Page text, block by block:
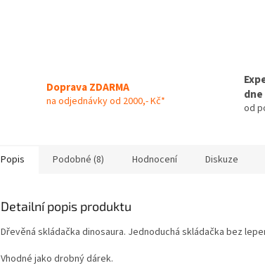
Doprava ZDARMA
na odjednávky od 2000,- Kč*
dne
od
Popis Podobné (8) Hodnocení Diskuze
Detailní popis produktu
Dřevěná skládačka dinosaura. Jednoduchá skládačka bez
Vhodné jako drobný dárek.